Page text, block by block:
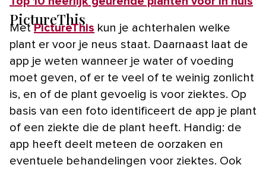
PictureThis
MetPictureThis kun je achterhalen welke
plant er voor je neus staat. Daarnaast laat de
app je weten wanneer je water of voeding
moet geven, of er te veel of te weinig zonlicht
is, en of de plant gevoelig is voor ziektes. Op
basis van een foto identificeert de app je plant
of een ziekte die de plant heeft. Handig: de
app heeft deelt meteen de oorzaken en
eventuele behandelingen voor ziektes. Ook